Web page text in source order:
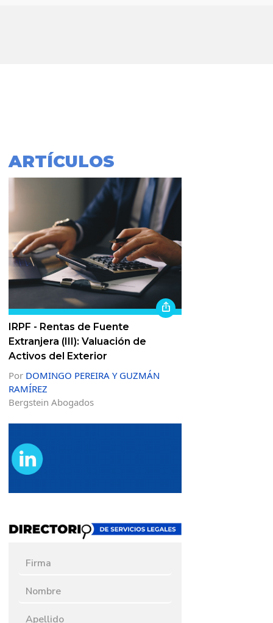
ARTÍCULOS
IRPF - Rentas de Fuente
Extranjera (III): Valuación de
Activos del Exterior
Por DOMINGO PEREIRA Y GUZMÁN
RAMÍREZ
Bergstein Abogados